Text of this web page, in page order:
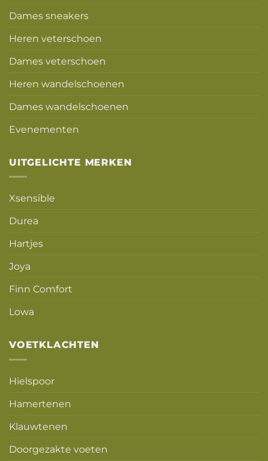
Dames sneakers
Heren veterschoen
Dames veterschoen
Heren wandelschoenen
Dames wandelschoenen
Evenementen
UITGELICHTE MERKEN
Xsensible
Durea
Hartjes
Joya
Finn Comfort
Lowa
VOETKLACHTEN
Hielspoor
Hamertenen
Klauwtenen
Doorgezakte voeten